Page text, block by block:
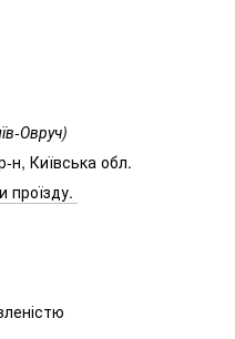
Овруч)
н, Київська обл.
проїзду.